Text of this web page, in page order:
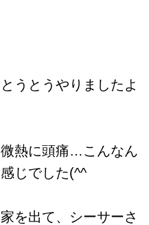
うとうやりましたよ
熱に頭痛…こんなん
じでした(^^ゞ
を出て、シーサーさ